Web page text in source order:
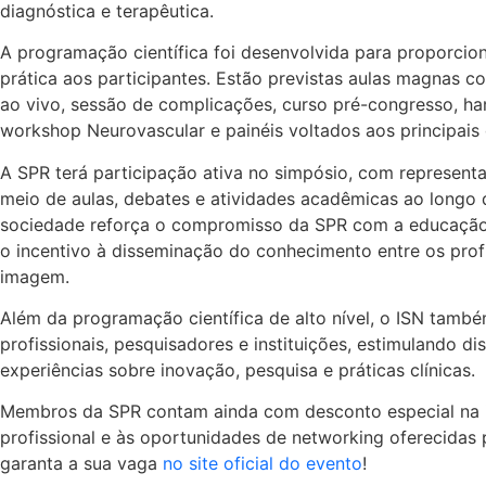
diagnóstica e terapêutica.
A programação científica foi desenvolvida para
prática aos participantes. Estão previstas aulas magnas
ao vivo, sessão de complicações, curso pré-congresso,
workshop Neurovascular e painéis voltados aos
A SPR terá participação ativa no simpósio, com
meio de aulas, debates e atividades acadêmicas ao
sociedade reforça o compromisso da SPR com a
o incentivo à disseminação do conhecimento entre os
imagem.
Além da programação científica de alto nível, o ISN
profissionais, pesquisadores e instituições, estimulando
experiências sobre inovação, pesquisa e práticas clínicas.
Membros da SPR contam ainda com desconto especial
profissional e às oportunidades de networking
garanta a sua vaga no site oficial do evento!